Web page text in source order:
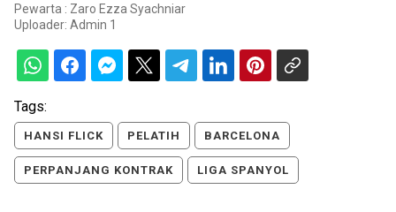
Pewarta : Zaro Ezza Syachniar
Uploader: Admin 1
Tags:
HANSI FLICK PELATIH BARCELONA
PERPANJANG KONTRAK LIGA SPANYOL